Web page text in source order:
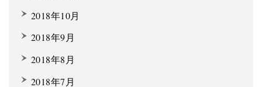
2018年10月
2018年9月
2018年8月
2018年7月